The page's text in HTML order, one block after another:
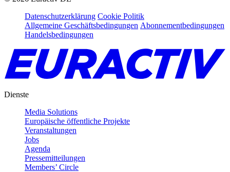
Datenschutzerklärung Cookie Politik
Allgemeine Geschäftsbedingungen Abonnementbedingungen
Handelsbedingungen
Dienste
Media Solutions
Europäische öffentliche Projekte
Veranstaltungen
Jobs
Agenda
Pressemitteilungen
Members’ Circle